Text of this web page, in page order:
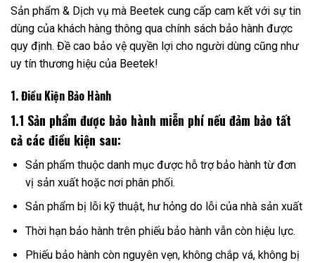
Sản phẩm & Dịch vụ mà Beetek cung cấp cam kết với sự tin
dùng của khách hàng thông qua chính sách bảo hành được
quy định. Đề cao bảo vệ quyền lợi cho người dùng cũng như
uy tín thương hiệu của Beetek!
1. Điều Kiện Bảo Hành
1.1 Sản phẩm được bảo hành miễn phí nếu đảm bảo tất
cả các điều kiện sau:
Sản phẩm thuộc danh mục được hỗ trợ bảo hành từ đơn
vị sản xuất hoặc nơi phân phối.
Sản phẩm bị lỗi kỹ thuật, hư hỏng do lỗi của nhà sản xuất
Thời hạn bảo hành trên phiếu bảo hành vẫn còn hiệu lực.
Phiếu bảo hành còn nguyên vẹn, không chắp vá, không bị